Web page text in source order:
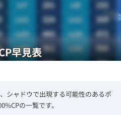
早見表
シャドウで出現する可能性のあるポ
の一覧です。